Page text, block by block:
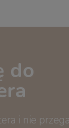
do
i nie